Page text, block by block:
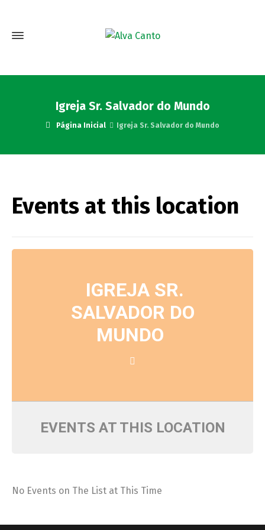
Igreja Sr. Salvador do Mundo
Página Inicial Igreja Sr. Salvador do Mundo
Events at this location
IGREJA SR.
SALVADOR DO
MUNDO
EVENTS AT THIS LOCATION
No Events on The List at This Time